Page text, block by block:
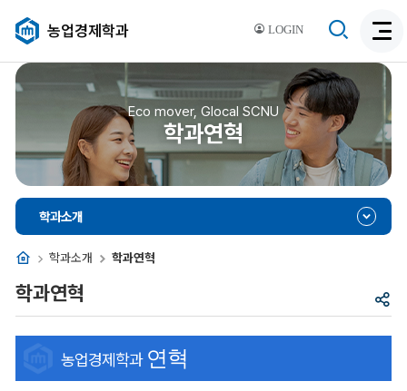
LOGIN
농업경제학과
색
활
성
색
Eco mover, Glocal SCNU
학과연혁
홈 학과소개 학과연혁
학과소개
공
학과연혁
농업경제학과 연혁